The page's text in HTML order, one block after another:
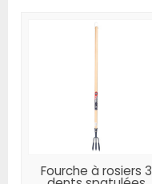
Fourche à rosiers 3